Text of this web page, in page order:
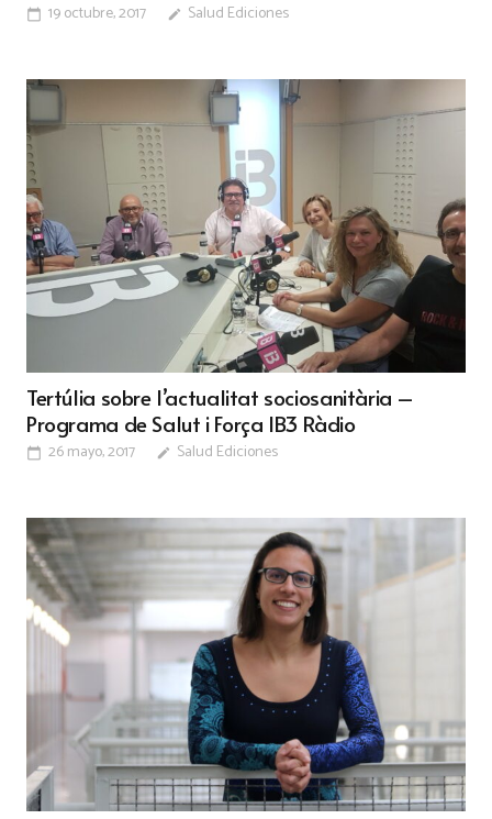
calendar_today 19 octubre, 2017 edit Salud Ediciones
Tertúlia sobre l’actualitat sociosanitària –
Programa de Salut i Força IB3 Ràdio
calendar_today 26 mayo, 2017 edit Salud Ediciones